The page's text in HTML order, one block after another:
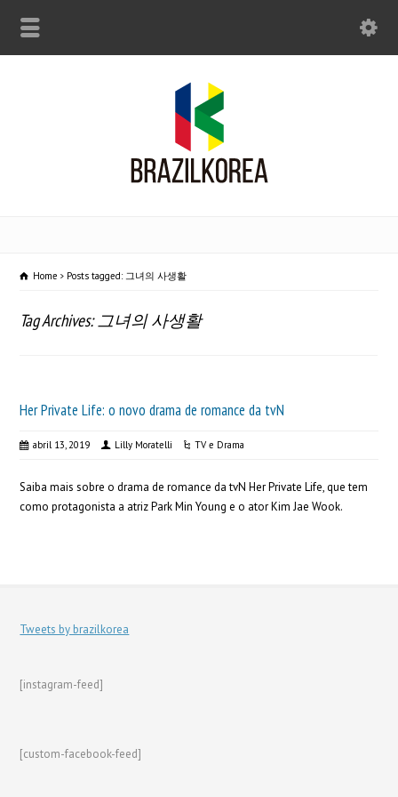
Home Posts tagged: 그녀의 사생활
Tag Archives: 그녀의 사생활
Her Private Life: o novo drama de romance da tvN
abril 13, 2019 Lilly Moratelli TV e Drama
Saiba mais sobre o drama de romance da tvN Her Private Life, que tem
como protagonista a atriz Park Min Young e o ator Kim Jae Wook.
Tweets by brazilkorea
[instagram-feed]
[custom-facebook-feed]